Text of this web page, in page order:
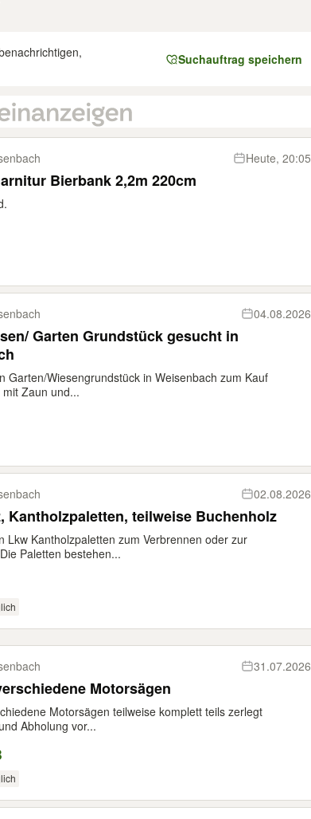
Suchauftrag speichern
Heute, 20:05
Bierbank 2,2m 220cm
04.08.2026
Garten Grundstück gesucht in
Garten/Wiesengrundstück in Weisenbach zum Kauf
Zaun und...
02.08.2026
Kantholzpaletten, teilweise Buchenholz
Lkw Kantholzpaletten zum Verbrennen oder zur
Paletten bestehen...
31.07.2026
Motorsägen
Motorsägen teilweise komplett teils zerlegt
Abholung vor...